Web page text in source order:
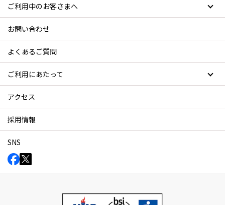
ご利用中のお客さまへ
お問い合わせ
よくあるご質問
ご利用にあたって
アクセス
採用情報
SNS